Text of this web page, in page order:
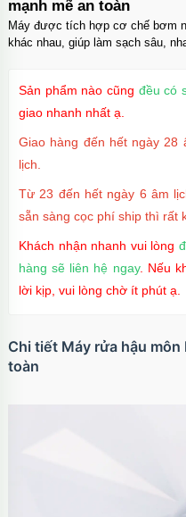
mạnh mẽ an toàn
Máy được tích hợp cơ chế bơm
khác nhau, giúp làm sạch sâu,
Sản phẩm nào cũng đều có
giao nhanh nhất ạ.
Giao hàng đến hết ngày 28
lịch.
Từ 23 đến hết ngày 6 âm
sẵn sàng cọc phí ship thì rất
Khách nhận nhanh vui lòng
hàng sẽ liên hệ ngay. Nếu
lời kịp, vui lòng chờ ít phút ạ.
Chi tiết Máy rửa hậu môn
toàn